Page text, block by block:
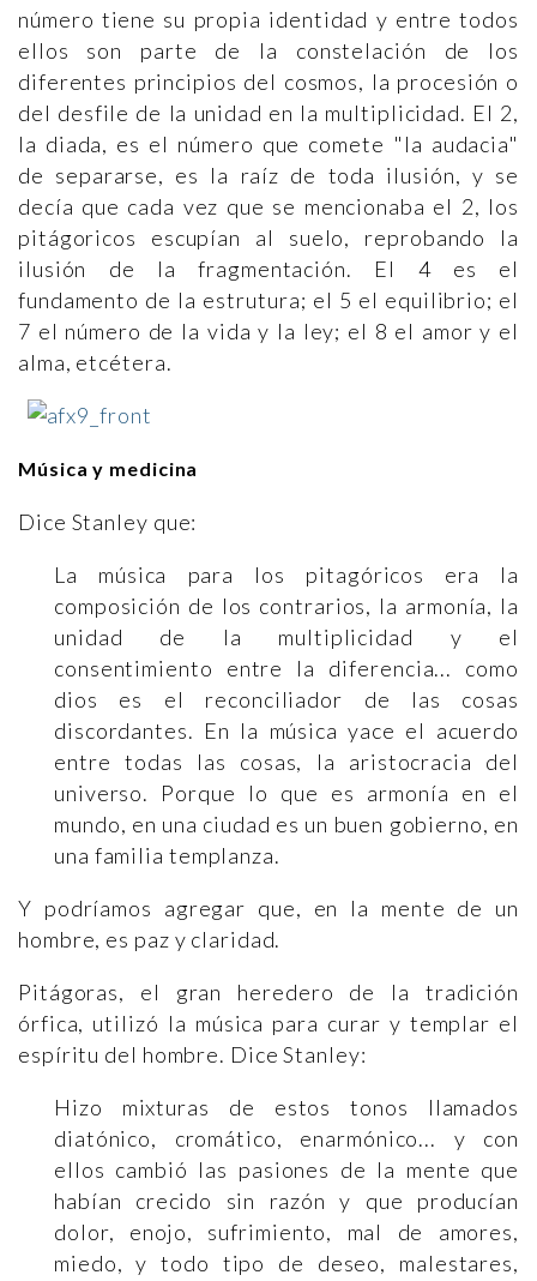
número tiene su propia identidad y entre todos
ellos son parte de la constelación de los
diferentes principios del cosmos, la procesión o
del desfile de la unidad en la multiplicidad. El 2,
la diada, es el número que comete "la audacia"
de separarse, es la raíz de toda ilusión, y se
decía que cada vez que se mencionaba el 2, los
pitágoricos escupían al suelo, reprobando la
ilusión de la fragmentación. El 4 es el
fundamento de la estrutura; el 5 el equilibrio; el
7 el número de la vida y la ley; el 8 el amor y el
alma, etcétera.
Música y medicina
Dice Stanley que:
La música para los pitagóricos era la
composición de los contrarios, la armonía, la
unidad de la multiplicidad y el
consentimiento entre la diferencia... como
dios es el reconciliador de las cosas
discordantes. En la música yace el acuerdo
entre todas las cosas, la aristocracia del
universo. Porque lo que es armonía en el
mundo, en una ciudad es un buen gobierno, en
una familia templanza.
Y podríamos agregar que, en la mente de un
hombre, es paz y claridad.
Pitágoras, el gran heredero de la tradición
órfica, utilizó la música para curar y templar el
espíritu del hombre. Dice Stanley:
Hizo mixturas de estos tonos llamados
diatónico, cromático, enarmónico... y con
ellos cambió las pasiones de la mente que
habían crecido sin razón y que producían
dolor, enojo, sufrimiento, mal de amores,
miedo, y todo tipo de deseo, malestares,